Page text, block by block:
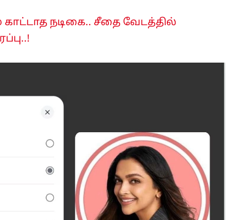
காட்டாத நடிகை.. சீதை வேடத்தில்